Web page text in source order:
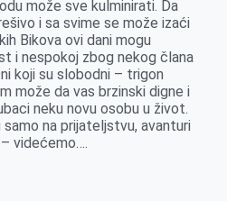
može sve kulminirati. Da
i sa svime se može izaći
Bikova ovi dani mogu
i nespokoj zbog nekog člana
koji su slobodni – trigon
može da vas brzinski digne i
neku novu osobu u život.
na prijateljstvu, avanturi
videćemo….